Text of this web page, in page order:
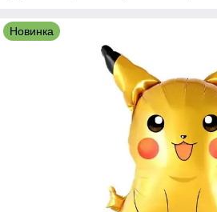
Новинка